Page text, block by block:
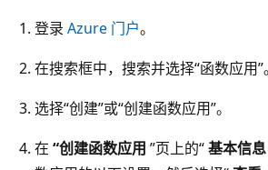
登录 Azure 门户。
在搜索框中，搜索并选择“函数应用”。
选择“创建”或“创建函数应用”。
在 “创建函数应用 ”页上的“基本信息